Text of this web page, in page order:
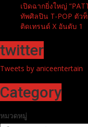
เปิดฉากยิ่งใหญ่
ทัพศิลปิน T-POP ตัว
ติดเทรนด์ X อันดับ 1
twitter
Tweets by aniceentertain
Category
หมวดหมู่